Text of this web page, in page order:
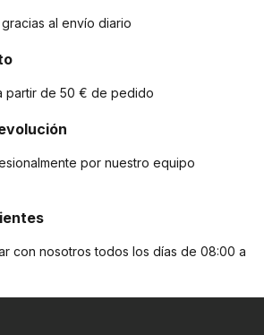
al envío diario
partir de 50 € de pedido
por nuestro equipo
con nosotros todos los días de 08:00 a